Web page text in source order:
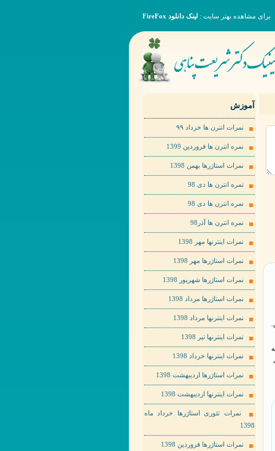
برای مشاهده بهتر سایت : لینک دانلود FireFox
آموزش
نمرات انترن ها خرداد ٩٩
نمره انترن ها فروردین 1399
نمرات استاژرها بهمن 1398
نمره انترن ها دی 98
نمره انترن ها دی 98
نمره انترن ها آذر98
نمرات اینترنها مهر 1398
نمرات استاژرها مهر 1398
نمرات استاژرها شهریور 1398
نمرات استاژرها مرداد 1398
نمرات اینترنها مرداد 1398
نمرات اینترنها تیر 1398
نمرات اینترنها خرداد 1398
نمرات استاژرها اردیبهشت 1398
نمرات اینترنها اردیبهشت 1398
نمرات تئوری استاژرها خرداد ماه
1398
نمرات استاژرها فروردین 1398